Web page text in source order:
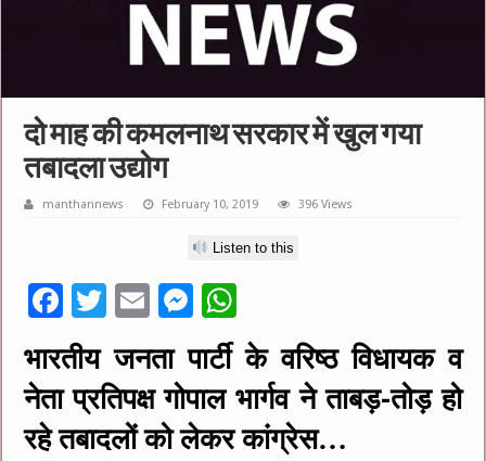
दो माह की कमलनाथ सरकार में खुल गया
तबादला उद्योग
manthannews February 10, 2019 396 Views
Listen to this
F
ac
e
b
o
T
tt
er
E
ai
l
M
es
se
n
g
h
at
sA
p
भारतीय जनता पार्टी के वरिष्ठ विधायक व
नेता प्रतिपक्ष गोपाल भार्गव ने ताबड़-तोड़ हो
रहे तबादलों को लेकर कांग्रेस…